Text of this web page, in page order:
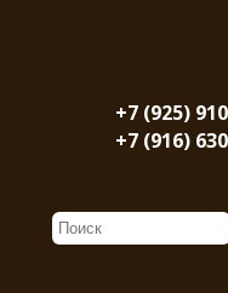
+7 (925)
+7 (916)